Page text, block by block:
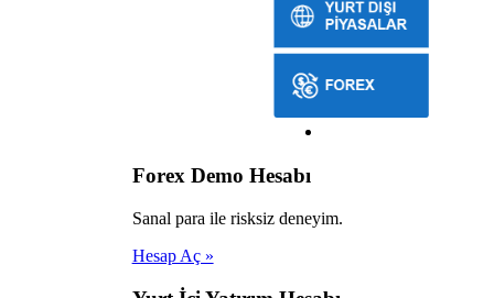
Forex Demo Hesabı
Sanal para ile risksiz deneyim.
Hesap Aç »